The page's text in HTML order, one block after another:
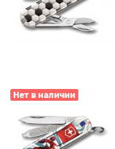
Нет в наличии